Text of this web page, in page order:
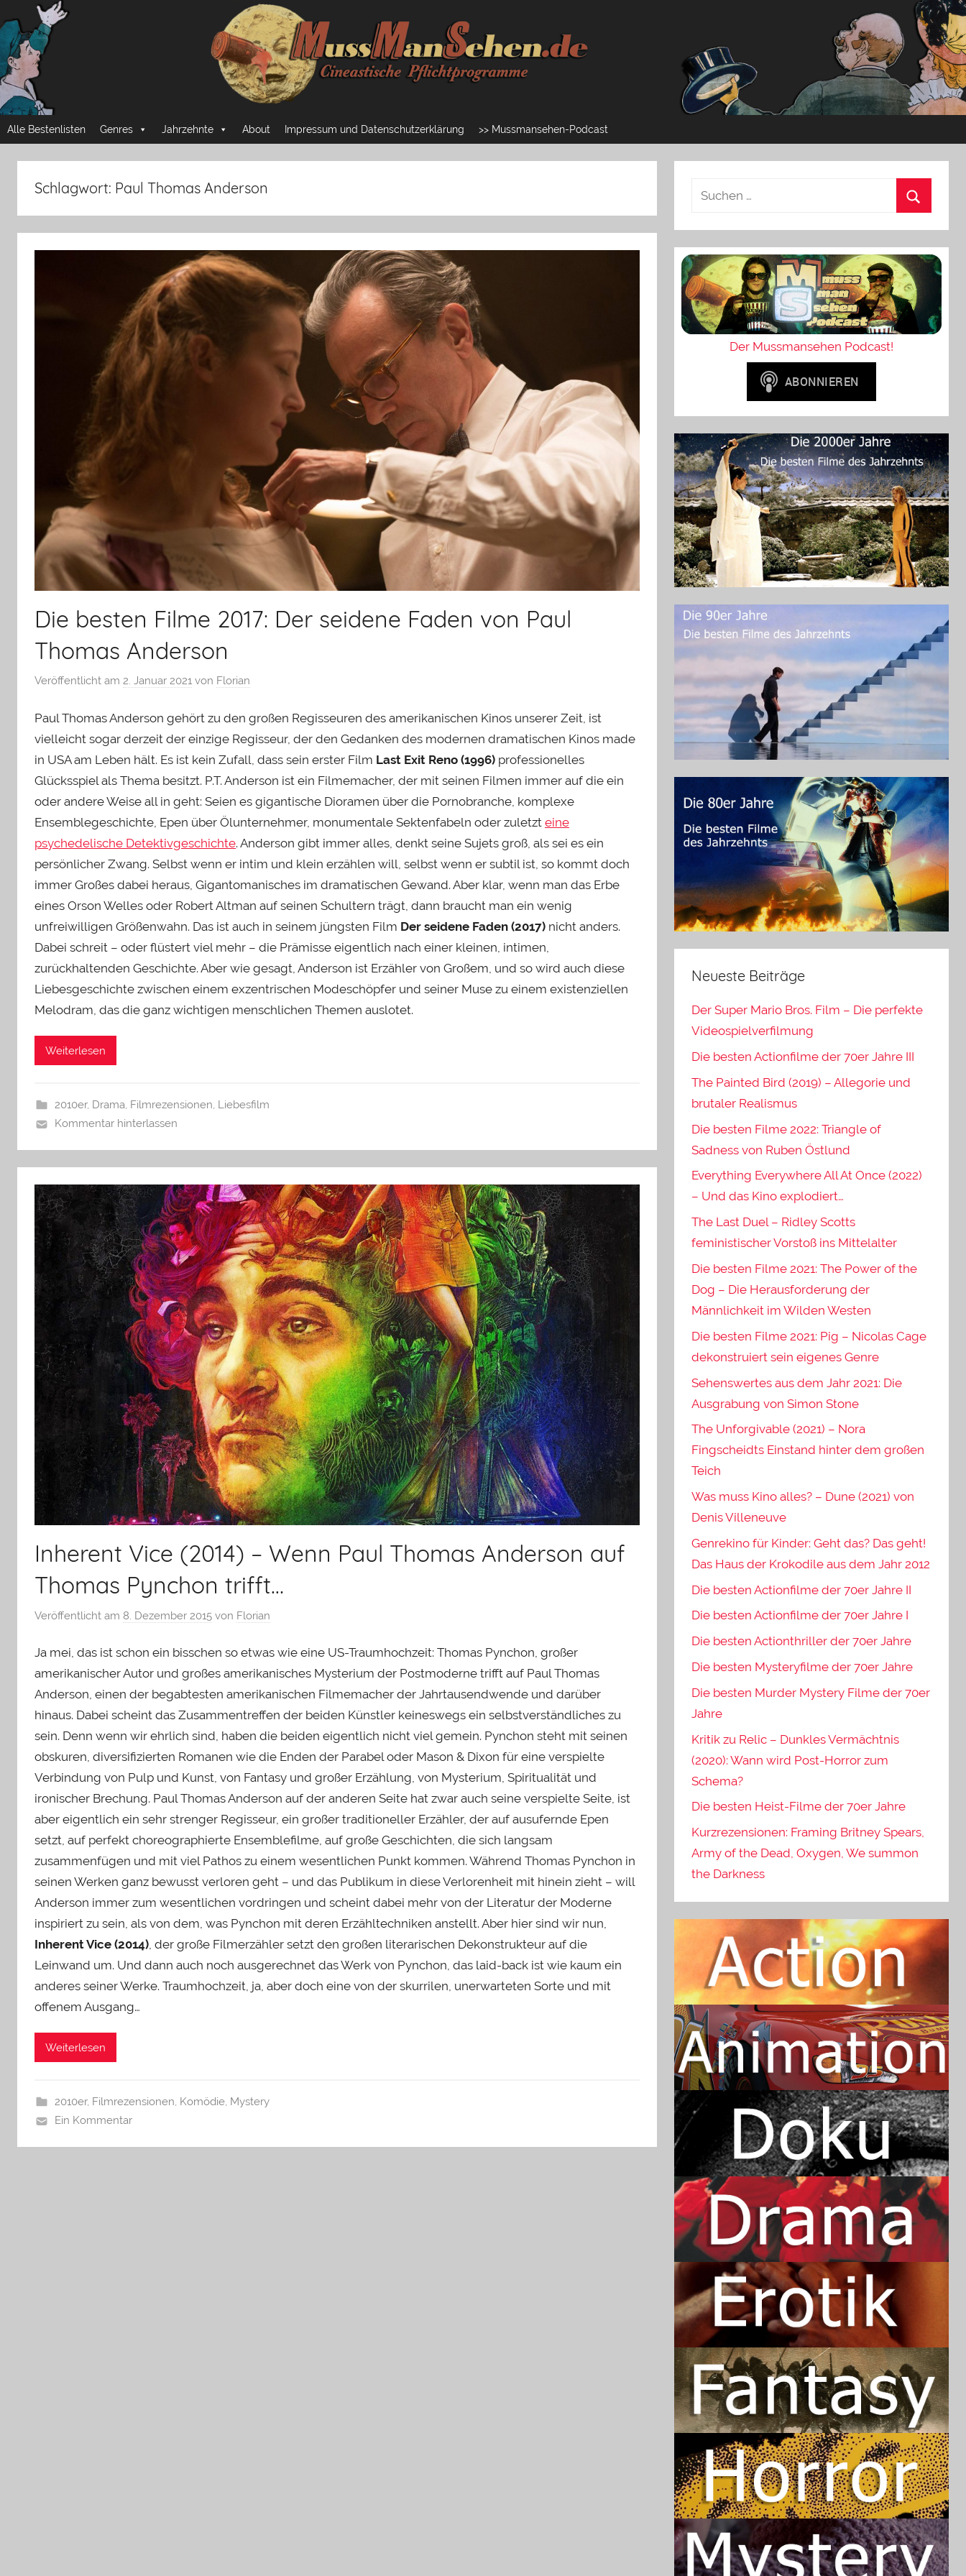
Inhalt
springen
Mussmansehen
Cineastische
Pflichtprogramme
Alle Bestenlisten Genres Jahrzehnte About Impressum und Datenschutzerklärung >> Mussmansehen-Podcast
Schlagwort: Paul Thomas Anderson
Die besten Filme 2017: Der seidene Faden von Paul
Thomas Anderson
Veröffentlicht am 2. Januar 2021 von Florian
Paul Thomas Anderson gehört zu den großen Regisseuren des amerikanischen Kinos unserer Zeit, ist
vielleicht sogar derzeit der einzige Regisseur, der den Gedanken des modernen dramatischen Kinos made
in USA am Leben hält. Es ist kein Zufall, dass sein erster Film Last Exit Reno (1996) professionelles
Glücksspiel als Thema besitzt. P.T. Anderson ist ein Filmemacher, der mit seinen Filmen immer auf die ein
oder andere Weise all in geht: Seien es gigantische Dioramen über die Pornobranche, komplexe
Ensemblegeschichte, Epen über Ölunternehmer, monumentale Sektenfabeln oder zuletzt eine
psychedelische Detektivgeschichte. Anderson gibt immer alles, denkt seine Sujets groß, als sei es ein
persönlicher Zwang. Selbst wenn er intim und klein erzählen will, selbst wenn er subtil ist, so kommt doch
immer Großes dabei heraus, Gigantomanisches im dramatischen Gewand. Aber klar, wenn man das Erbe
eines Orson Welles oder Robert Altman auf seinen Schultern trägt, dann braucht man ein wenig
unfreiwilligen Größenwahn. Das ist auch in seinem jüngsten Film Der seidene Faden (2017) nicht anders.
Dabei schreit – oder flüstert viel mehr – die Prämisse eigentlich nach einer kleinen, intimen,
zurückhaltenden Geschichte. Aber wie gesagt, Anderson ist Erzähler von Großem, und so wird auch diese
Liebesgeschichte zwischen einem exzentrischen Modeschöpfer und seiner Muse zu einem existenziellen
Melodram, das die ganz wichtigen menschlichen Themen auslotet.
Weiterlesen
2010er, Drama, Filmrezensionen, Liebesfilm
Kommentar hinterlassen
Inherent Vice (2014) – Wenn Paul Thomas Anderson auf
Thomas Pynchon trifft…
Veröffentlicht am 8. Dezember 2015 von Florian
Ja mei, das ist schon ein bisschen so etwas wie eine US-Traumhochzeit: Thomas Pynchon, großer
amerikanischer Autor und großes amerikanisches Mysterium der Postmoderne trifft auf Paul Thomas
Anderson, einen der begabtesten amerikanischen Filmemacher der Jahrtausendwende und darüber
hinaus. Dabei scheint das Zusammentreffen der beiden Künstler keineswegs ein selbstverständliches zu
sein. Denn wenn wir ehrlich sind, haben die beiden eigentlich nicht viel gemein. Pynchon steht mit seinen
obskuren, diversifizierten Romanen wie die Enden der Parabel oder Mason & Dixon für eine verspielte
Verbindung von Pulp und Kunst, von Fantasy und großer Erzählung, von Mysterium, Spiritualität und
ironischer Brechung. Paul Thomas Anderson auf der anderen Seite hat zwar auch seine verspielte Seite, ist
aber eigentlich ein sehr strenger Regisseur, ein großer traditioneller Erzähler, der auf ausufernde Epen
setzt, auf perfekt choreographierte Ensemblefilme, auf große Geschichten, die sich langsam
zusammenfügen und mit viel Pathos zu einem wesentlichen Punkt kommen. Während Thomas Pynchon in
seinen Werken ganz bewusst verloren geht – und das Publikum in diese Verlorenheit mit hinein zieht – will
Anderson immer zum wesentlichen vordringen und scheint dabei mehr von der Literatur der Moderne
inspiriert zu sein, als von dem, was Pynchon mit deren Erzähltechniken anstellt. Aber hier sind wir nun,
Inherent Vice (2014), der große Filmerzähler setzt den großen literarischen Dekonstrukteur auf die
Leinwand um. Und dann auch noch ausgerechnet das Werk von Pynchon, das laid-back ist wie kaum ein
anderes seiner Werke. Traumhochzeit, ja, aber doch eine von der skurrilen, unerwarteten Sorte und mit
offenem Ausgang…
Weiterlesen
2010er, Filmrezensionen, Komödie, Mystery
Ein Kommentar
Der Mussmansehen Podcast!
Neueste Beiträge
Der Super Mario Bros. Film – Die perfekte
Videospielverfilmung
Die besten Actionfilme der 70er Jahre III
The Painted Bird (2019) – Allegorie und
brutaler Realismus
Die besten Filme 2022: Triangle of
Sadness von Ruben Östlund
Everything Everywhere All At Once (2022)
– Und das Kino explodiert…
The Last Duel – Ridley Scotts
feministischer Vorstoß ins Mittelalter
Die besten Filme 2021: The Power of the
Dog – Die Herausforderung der
Männlichkeit im Wilden Westen
Die besten Filme 2021: Pig – Nicolas Cage
dekonstruiert sein eigenes Genre
Sehenswertes aus dem Jahr 2021: Die
Ausgrabung von Simon Stone
The Unforgivable (2021) – Nora
Fingscheidts Einstand hinter dem großen
Teich
Was muss Kino alles? – Dune (2021) von
Denis Villeneuve
Genrekino für Kinder: Geht das? Das geht!
Das Haus der Krokodile aus dem Jahr 2012
Die besten Actionfilme der 70er Jahre II
Die besten Actionfilme der 70er Jahre I
Die besten Actionthriller der 70er Jahre
Die besten Mysteryfilme der 70er Jahre
Die besten Murder Mystery Filme der 70er
Jahre
Kritik zu Relic – Dunkles Vermächtnis
(2020): Wann wird Post-Horror zum
Schema?
Die besten Heist-Filme der 70er Jahre
Kurzrezensionen: Framing Britney Spears,
Army of the Dead, Oxygen, We summon
the Darkness